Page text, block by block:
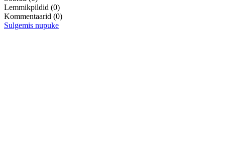
Lemmikpildid (0)
Kommentaarid (0)
Sulgemis nupuke